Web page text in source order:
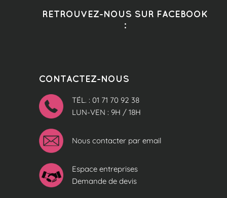
RETROUVEZ-NOUS SUR FACEBOOK
:
CONTACTEZ-NOUS
TÉL. : 01 71 70 92 38
LUN-VEN : 9H / 18H
Nous contacter par email
Espace entreprises
Demande de devis